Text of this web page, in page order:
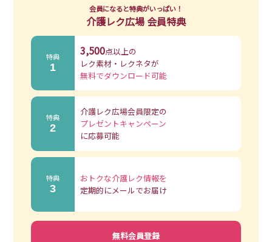
会員になると特典がいっぱい！
介護レク広場 会員特典
特典
1
3,500点以上の
レク素材・レクネタが
無料でダウンロード可能
特典
2
介護レク広場会員限定の
プレゼントキャンペーン
に応募可能
特典
3
おトクな介護レク情報を
定期的にメールでお届け
無料会員登録